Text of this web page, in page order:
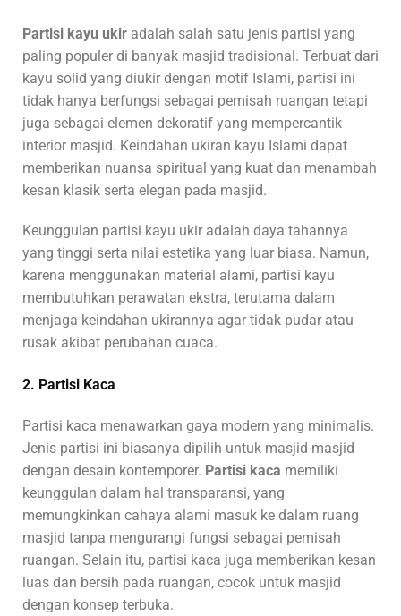
Partisi kayu ukir adalah salah satu jenis partisi yang
paling populer di banyak masjid tradisional. Terbuat dari
kayu solid yang diukir dengan motif Islami, partisi ini
tidak hanya berfungsi sebagai pemisah ruangan tetapi
juga sebagai elemen dekoratif yang mempercantik
interior masjid. Keindahan ukiran kayu Islami dapat
memberikan nuansa spiritual yang kuat dan menambah
kesan klasik serta elegan pada masjid.
Keunggulan partisi kayu ukir adalah daya tahannya
yang tinggi serta nilai estetika yang luar biasa. Namun,
karena menggunakan material alami, partisi kayu
membutuhkan perawatan ekstra, terutama dalam
menjaga keindahan ukirannya agar tidak pudar atau
rusak akibat perubahan cuaca.
2. Partisi Kaca
Partisi kaca menawarkan gaya modern yang minimalis.
Jenis partisi ini biasanya dipilih untuk masjid-masjid
dengan desain kontemporer. Partisi kaca memiliki
keunggulan dalam hal transparansi, yang
memungkinkan cahaya alami masuk ke dalam ruang
masjid tanpa mengurangi fungsi sebagai pemisah
ruangan. Selain itu, partisi kaca juga memberikan kesan
luas dan bersih pada ruangan, cocok untuk masjid
dengan konsep terbuka.